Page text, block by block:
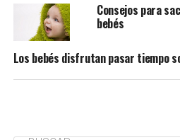
Consejos para
bebés
Los bebés disfrutan pasar tiempo